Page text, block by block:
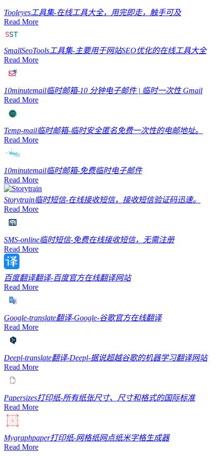
Tooleyes工具集-在线工具大全，用完即走，触手可及
Read More
SmallSeoTools工具集-主要用于网站SEO优化的在线工具大全
Read More
10minutemail临时邮箱-10 分钟电子邮件 | 临时一次性 Gmail
Read More
Temp-mail临时邮箱-临时安全匿名免费一次性的电邮地址。
Read More
10minutemail临时邮箱-免费临时电子邮件
Read More
Storytrain临时短信-在线接收短信，接收短信验证码迅速。
Read More
SMS-online临时短信-免费在线接收短信，无需注册
Read More
百度翻译翻译-百度官方在线翻译网站
Read More
Google-translate翻译-Google-谷歌官方在线翻译
Read More
Deepl-translate翻译-Deepl-据说超越谷歌的机器学习翻译网站
Read More
Papersizes打印纸-所有纸张尺寸、尺寸和格式的国际标准
Read More
Mygraphpaper打印纸-网格纸网点纸米字格生成器
Read More